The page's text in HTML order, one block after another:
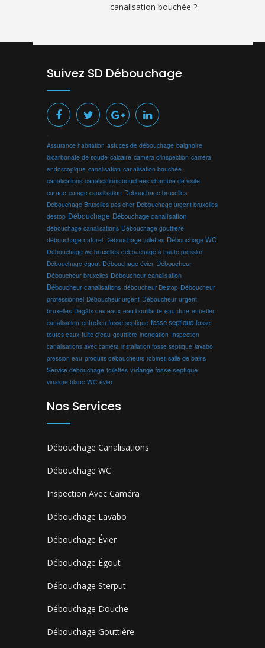
canalisation bouchée ?
Suivez SD Débouchage
Assurance habitation astuces de débouchage baignoire
bicarbonate de soude calcaire caméra d'inspection caméra
endoscopique canalisation canalisation bouchée
canalisations canalisations bouchées chambre de visite
curage curage canalisation Debouchage bruxelles
Debouchage Bruxelles pas cher Debouchage urgent bruxelles
destop Débouchage Débouchage canalisation
débouchage canalisations Débouchage gouttière
débouchage naturel Débouchage toilettes Débouchage WC
Débouchage wc bruxelles débouchage à haute pression
Débouchage égout Débouchage évier Déboucheur
Déboucheur bruxelles Déboucheur canalisation
Déboucheur canalisations déboucheur Destop Déboucheur
professionnel Déboucheur urgent Déboucheur urgent
bruxelles Dégâts des eaux eau bouillante eau dure entretien
canalisation entretien fosse septique fosse septique fosse
toutes eaux fuite d'eau gouttière inondation Inspection
canalisations avec caméra installation fosse septique lavabo
pression eau produits déboucheurs robinet salle de bains
Service débouchage toilettes vidange fosse septique
vinaigre blanc WC évier
Nos Services
Débouchage Canalisations
Débouchage WC
Inspection Avec Caméra
Débouchage Lavabo
Débouchage Évier
Débouchage Égout
Débouchage Sterput
Débouchage Douche
Débouchage Gouttière